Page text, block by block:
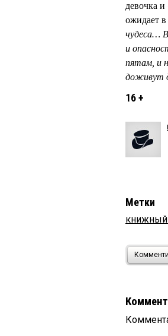
девочка и
ожидает
чудеса…
и
пятам, и
доживут
16 +
Метки
книжный